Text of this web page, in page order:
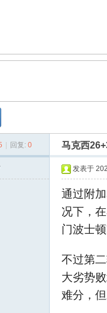
回复: 0 马克西
发表于
通过附
况下，
门波士
不过第
大劣势
难分，